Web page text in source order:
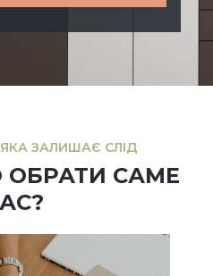
ЗАЛИШАЄ СЛІД
ОБРАТИ САМЕ